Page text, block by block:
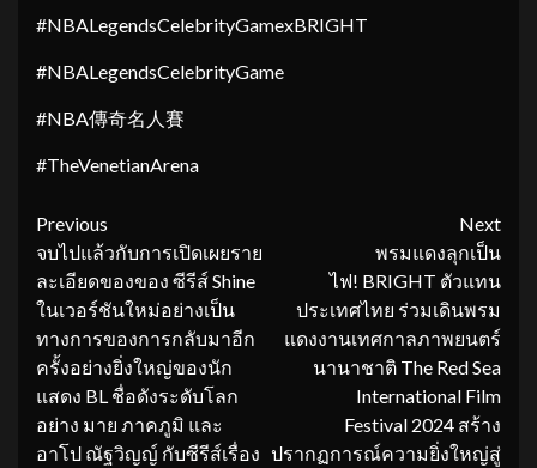
#NBALegendsCelebrityGamexBRIGHT
#NBALegendsCelebrityGame
#NBA傳奇名人賽
#TheVenetianArena
Continue
Reading
Previous
จบไปแล้วกับการเปิดเผยราย
ละเอียดของของ ซีรีส์ Shine
ในเวอร์ชันใหม่อย่างเป็น
ทางการของการกลับมาอีก
ครั้งอย่างยิ่งใหญ่ของนัก
แสดง BL ชื่อดังระดับโลก
อย่าง มาย ภาคภูมิ และ
อาโป ณัฐวิญญ์ กับซีรีส์เรื่อง
Next
พรมแดงลุกเป็น
ไฟ! BRIGHT ตัวแทน
ประเทศไทย ร่วมเดินพรม
แดงงานเทศกาลภาพยนตร์
นานาชาติ The Red Sea
International Film
Festival 2024 สร้าง
ปรากฏการณ์ความยิ่งใหญ่สู่